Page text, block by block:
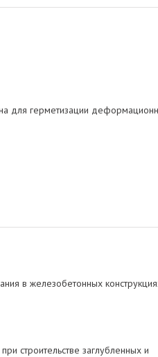
для герметизации
в железобетонных
строительстве заглубленных и